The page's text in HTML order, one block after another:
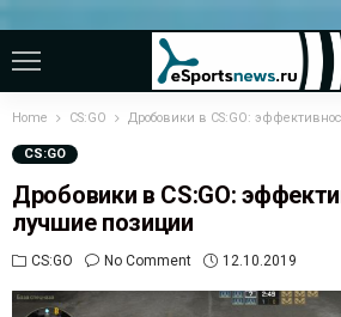
Home CS:GO Дробовики в CS:GO:
CS:GO
Дробовики в CS:GO:
лучшие позиции
CS:GO No Comment 12.10.2019